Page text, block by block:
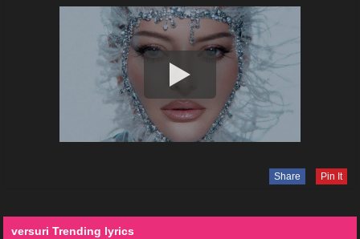
Share Pin It
versuri Trending lyrics